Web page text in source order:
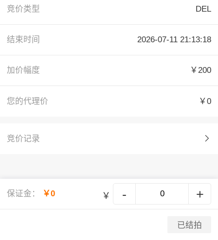
竞价类型 DEL
结束时间 2026-07-11 21:13:18
加价幅度 ￥200
您的代理价 ￥0
竞价记录
保证金： ￥0 ￥ - +